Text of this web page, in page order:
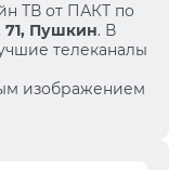
ТВ от ПАКТ по
71, Пушкин. В
телеканалы
изображением